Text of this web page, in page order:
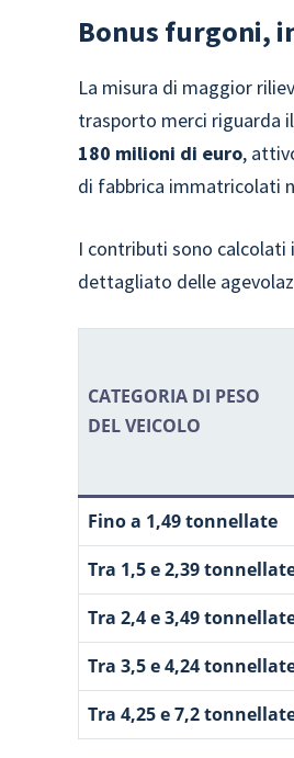
Bonus furgoni,
La misura di maggior
trasporto merci riguarda
180 milioni di euro,
di fabbrica immatricolati
I contributi sono calcolati
dettagliato delle
CATEGORIA DI PESO
DEL VEICOLO
Fino a 1,49 tonnellate
Tra 1,5 e 2,39
Tra 2,4 e 3,49
Tra 3,5 e 4,24
Tra 4,25 e 7,2